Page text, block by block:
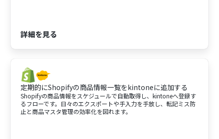
詳細を見る
定期的にShopifyの商品情報一覧をkintoneに追加する
Shopifyの商品情報をスケジュールで自動取得し、kintoneへ登録す
るフローです。日々のエクスポートや手入力を手放し、転記ミス防
止と商品マスタ管理の効率化を図れます。